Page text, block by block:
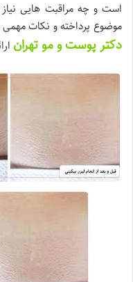
است و چه مراقبت هایی نیاز
موضوع پرداخته و نکات مهمی
دکتر پوست و مو تهران